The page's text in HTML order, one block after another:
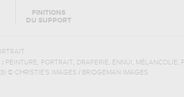
FINITIONS
DU SUPPORT
: PEINTURE, PORTRAIT, DRAPERIE, ENNUI , MÉLANCOLIE,
) © CHRISTIE'S IMAGES / BRIDGEMAN IMAGES